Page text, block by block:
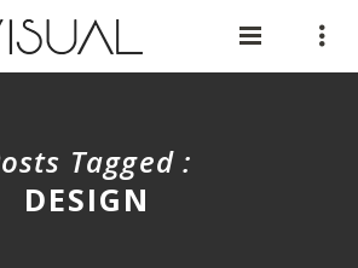
Tagged :
DESIGN